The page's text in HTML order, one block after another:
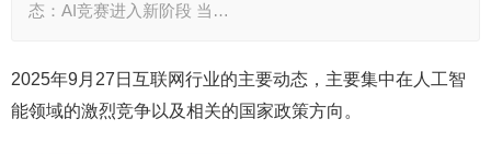
态：AI竞赛进入新阶段 当…
2025年9月27日互联网行业的主要动态，主要集中在人工智
能领域的激烈竞争以及相关的国家政策方向。